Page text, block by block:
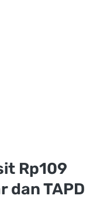
Rp109
dan TAPD